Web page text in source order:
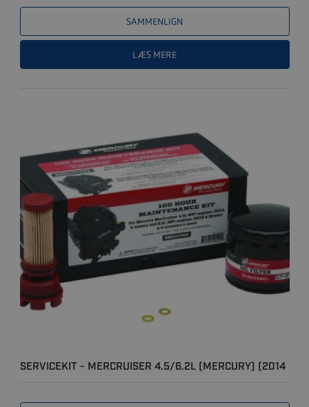
SAMMENLIGN
LÆS MERE
SERVICEKIT - MERCRUISER 4.5/6.2L (MERCURY) (2014